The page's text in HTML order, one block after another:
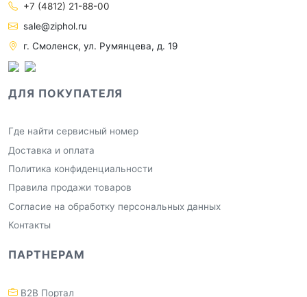
+7 (4812) 21-88-00
sale@ziphol.ru
г. Смоленск, ул. Румянцева, д. 19
ДЛЯ ПОКУПАТЕЛЯ
Где найти сервисный номер
Доставка и оплата
Политика конфиденциальности
Правила продажи товаров
Согласие на обработку персональных данных
Контакты
ПАРТНЕРАМ
B2B Портал